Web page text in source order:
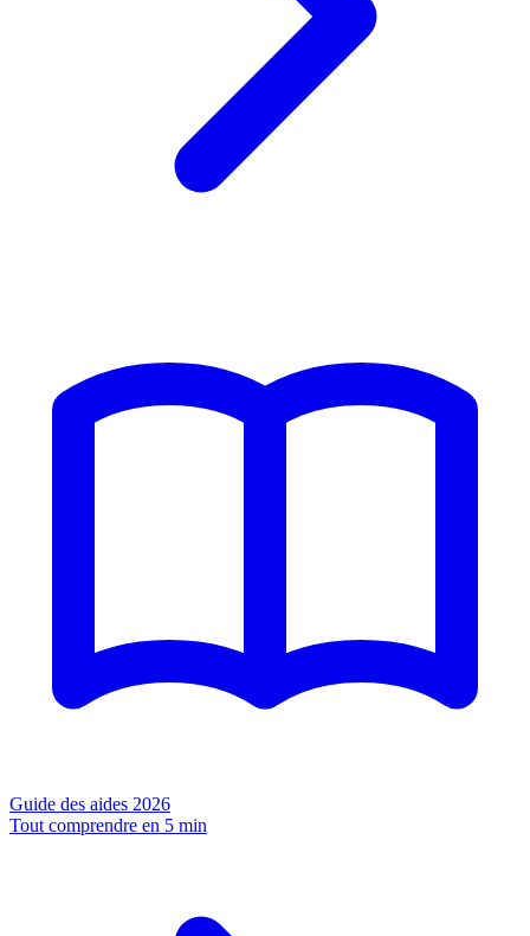
Guide des aides 2026
Tout comprendre en 5 min